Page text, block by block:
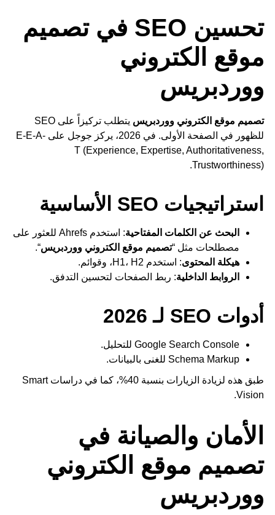
تحسين SEO في تصميم
موقع الكتروني
ووردبريس
تصميم موقع الكتروني ووردبريس
يتطلب تركيزاً على SEO
للظهور في الصفحة الأولى. في 2026، يركز جوجل على E-E-A-
T (Experience, Expertise, Authoritativeness,
Trustworthiness).
استراتيجيات SEO الأساسية
البحث عن الكلمات المفتاحية
: استخدم Ahrefs للعثور على
مصطلحات مثل “تصميم موقع الكتروني ووردبريس“.
هيكلة المحتوى: استخدم H1، H2، وقوائم.
الروابط الداخلية: ربط الصفحات لتحسين التدفق.
أدوات SEO لـ 2026
Google Search Console للتحليل.
Schema Markup للغنى بالبيانات.
طبق هذه لزيادة الزيارات بنسبة 40%، كما في دراسات Smart
Vision.
الأمان والصيانة في
تصميم موقع الكتروني
ووردبريس